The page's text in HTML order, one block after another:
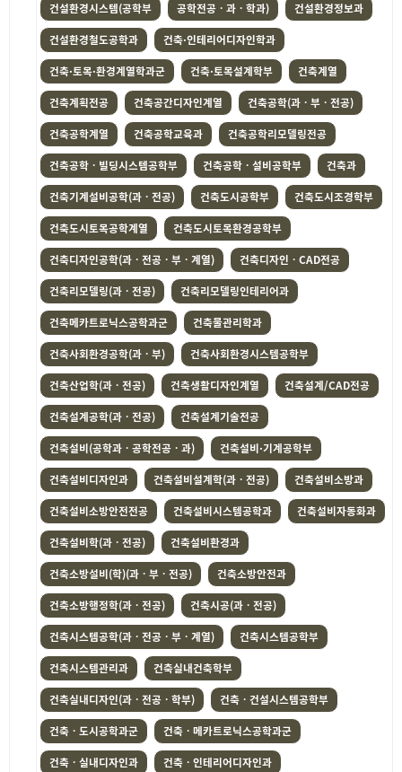
건설환경시스템(공학부
공학전공ㆍ과ㆍ학과)
건설환경정보과
건설환경철도공학과
건축·인테리어디자인학과
건축·토목·환경계열학과군
건축·토목설계학부
건축계열
건축계획전공
건축공간디자인계열
건축공학(과ㆍ부ㆍ전공)
건축공학계열
건축공학교육과
건축공학리모델링전공
건축공학ㆍ빌딩시스템공학부
건축공학ㆍ설비공학부
건축과
건축기계설비공학(과ㆍ전공)
건축도시공학부
건축도시조경학부
건축도시토목공학계열
건축도시토목환경공학부
건축디자인공학(과ㆍ전공ㆍ부ㆍ계열)
건축디자인ㆍCAD전공
건축리모델링(과ㆍ전공)
건축리모델링인테리어과
건축메카트로닉스공학과군
건축물관리학과
건축사회환경공학(과ㆍ부)
건축사회환경시스템공학부
건축산업학(과ㆍ전공)
건축생활디자인계열
건축설계/CAD전공
건축설계공학(과ㆍ전공)
건축설계기술전공
건축설비(공학과ㆍ공학전공ㆍ과)
건축설비·기계공학부
건축설비디자인과
건축설비설계학(과ㆍ전공)
건축설비소방과
건축설비소방안전전공
건축설비시스템공학과
건축설비자동화과
건축설비학(과ㆍ전공)
건축설비환경과
건축소방설비(학)(과ㆍ부ㆍ전공)
건축소방안전과
건축소방행정학(과ㆍ전공)
건축시공(과ㆍ전공)
건축시스템공학(과ㆍ전공ㆍ부ㆍ계열)
건축시스템공학부
건축시스템관리과
건축실내건축학부
건축실내디자인(과ㆍ전공ㆍ학부)
건축ㆍ건설시스템공학부
건축ㆍ도시공학과군
건축ㆍ메카트로닉스공학과군
건축ㆍ실내디자인과
건축ㆍ인테리어디자인과